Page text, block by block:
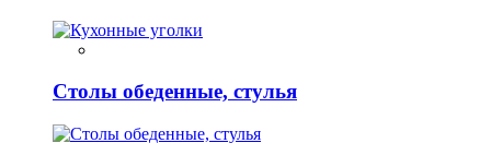
Столы обеденные, стулья